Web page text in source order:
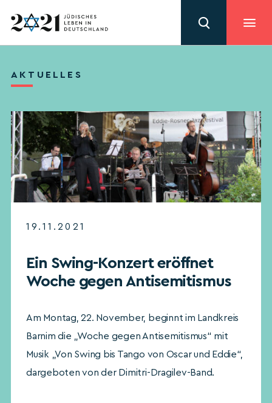
AKTUELLES
19.11.2021
Ein Swing-Konzert eröffnet
Woche gegen Antisemitismus
Am Montag, 22. November, beginnt im Landkreis
Barnim die „Woche gegen Antisemitismus“ mit
Musik „Von Swing bis Tango von Oscar und Eddie“,
dargeboten von der Dimitri-Dragilev-Band.